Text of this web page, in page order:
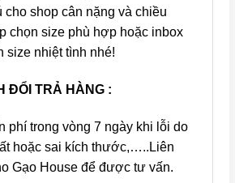
cho shop cân nặng và chiều
chọn size phù hợp hoặc inbox
size nhiệt tình nhé!
ĐỔI TRẢ HÀNG :
phí trong vòng 7 ngày khi lỗi do
hoặc sai kích thước,…..Liên
Gạo House để được tư vấn.